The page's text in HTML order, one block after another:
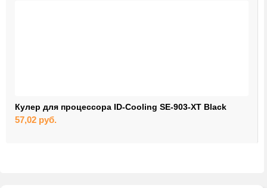
Кулер для процессора ID-Cooling SE-903-XT Black
57,02 руб.